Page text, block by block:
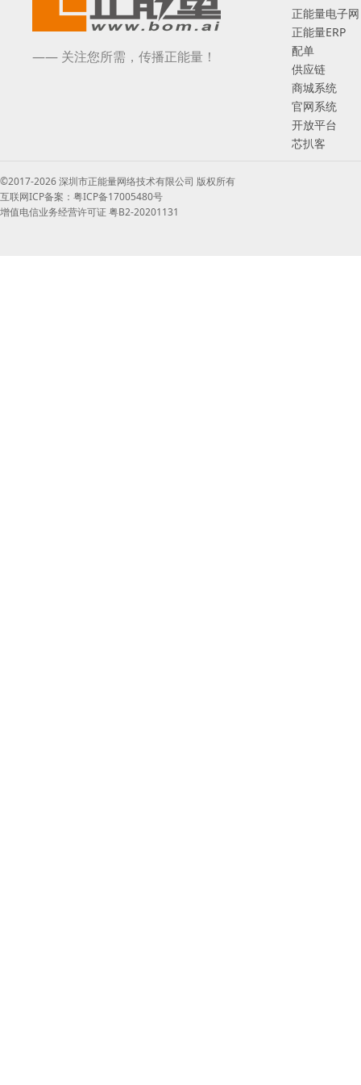
—— 关注您所需，传播正能量！
正能量电子网
正能量ERP
配单
供应链
商城系统
官网系统
开放平台
芯扒客
©2017-2026 深圳市正能量网络技术有限公司 版权所有
互联网ICP备案：粤ICP备17005480号
增值电信业务经营许可证 粤B2-20201131